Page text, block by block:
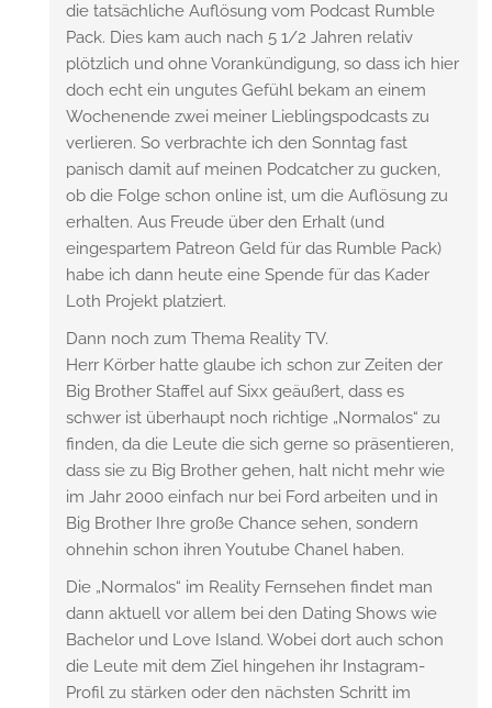
die tatsächliche Auflösung vom Podcast Rumble
Pack. Dies kam auch nach 5 1/2 Jahren relativ
plötzlich und ohne Vorankündigung, so dass ich hier
doch echt ein ungutes Gefühl bekam an einem
Wochenende zwei meiner Lieblingspodcasts zu
verlieren. So verbrachte ich den Sonntag fast
panisch damit auf meinen Podcatcher zu gucken,
ob die Folge schon online ist, um die Auflösung zu
erhalten. Aus Freude über den Erhalt (und
eingespartem Patreon Geld für das Rumble Pack)
habe ich dann heute eine Spende für das Kader
Loth Projekt platziert.
Dann noch zum Thema Reality TV.
Herr Körber hatte glaube ich schon zur Zeiten der
Big Brother Staffel auf Sixx geäußert, dass es
schwer ist überhaupt noch richtige „Normalos“ zu
finden, da die Leute die sich gerne so präsentieren,
dass sie zu Big Brother gehen, halt nicht mehr wie
im Jahr 2000 einfach nur bei Ford arbeiten und in
Big Brother Ihre große Chance sehen, sondern
ohnehin schon ihren Youtube Chanel haben.
Die „Normalos“ im Reality Fernsehen findet man
dann aktuell vor allem bei den Dating Shows wie
Bachelor und Love Island. Wobei dort auch schon
die Leute mit dem Ziel hingehen ihr Instagram-
Profil zu stärken oder den nächsten Schritt im